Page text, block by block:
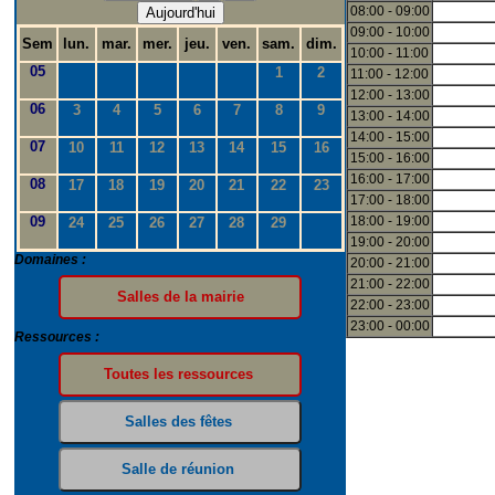
Aujourd'hui
Sem
lun. mar. mer. jeu. ven. sam.
dim.
05
1 2
06 3 4 5 6 7 8 9
07 10 11 12 13 14 15 16
08 17 18 19 20 21 22 23
09 24 25 26 27 28 29
Domaines :
Ressources :
08:00 - 09:00
09:00 - 10:00
10:00 - 11:00
11:00 - 12:00
12:00 - 13:00
13:00 - 14:00
14:00 - 15:00
15:00 - 16:00
16:00 - 17:00
17:00 - 18:00
18:00 - 19:00
19:00 - 20:00
20:00 - 21:00
21:00 - 22:00
22:00 - 23:00
23:00 - 00:00